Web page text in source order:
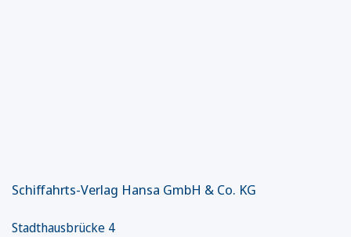
Schiffahrts-Verlag Hansa GmbH & Co. KG
Stadthausbrücke 4